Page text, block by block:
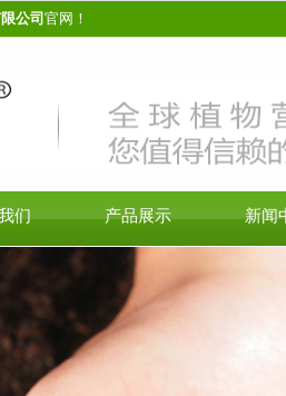
公司 官网！
们 产品展示 新闻